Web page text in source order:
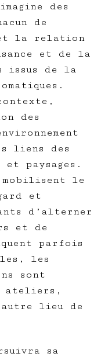
des
de
la relation
et de la
issus de la
des
liens des
paysages.
mobilisent le
et
d’alterner
et de
parfois
les
sont
ateliers,
autre lieu de
sa